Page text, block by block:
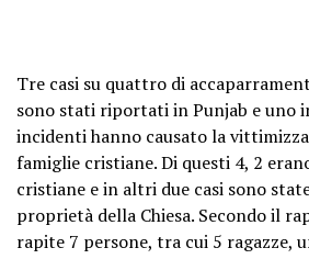
Tre casi su quattro di
sono stati riportati in Punjab e uno
incidenti hanno causato la
famiglie cristiane. Di questi 4, 2
cristiane e in altri due casi sono
proprietà della Chiesa. Secondo il
rapite 7 persone, tra cui 5 ragazze,